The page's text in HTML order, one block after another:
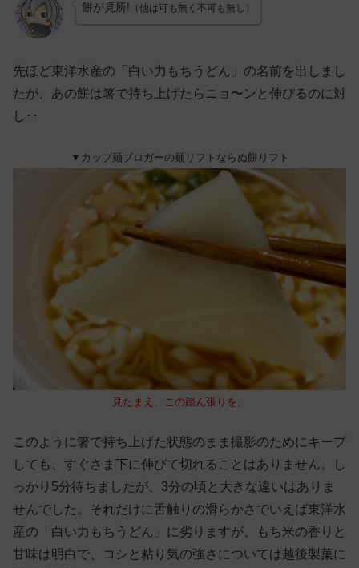
餅が見所! （他は可も無く不可も無し）
先ほど東洋水産の「白い力もちうどん」の名前を出しまし
たが、あの餅は箸で持ち上げたらニョ〜ンと伸びるのに対
し‥
▼カップ麺ブロガーの麺リフトならぬ餅リフト
見たまえ、この踏ん張りを。
このように箸で持ち上げた状態のまま撮影のためにキープ
しても、すぐさま下に伸びて切れることはありません。し
っかり5分待ちましたが、3分の頃と大きな違いはありま
せんでした。それだけに舌触りの滑らかさでいえば東洋水
産の「白い力もちうどん」に劣りますが、もち米の香りと
甘味は明白で、コシと粘り気の強さについては越後製菓に